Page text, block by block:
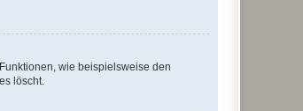
wie beispielsweise den
löscht.